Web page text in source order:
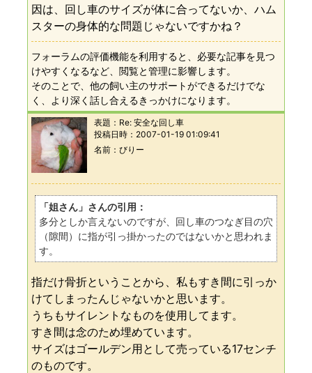
因は、回し車のサイズが体に合ってないか、ハム
スターの身体的な問題じゃないですかね？
フォーラムの評価機能を利用すると、必要な記事を見つ
けやすくなるなど、閲覧と管理に影響します。
そのことで、他の飼い主のサポートができるだけでな
く、より深く話し合えるきっかけになります。
表題： Re: 安全な回し車
投稿日時： 2007-01-19 01:09:41
名前
びりー
「姐さん」さんの引用：
多分としか言えないのですが、回し車のつなぎ目の穴
（隙間）に指が引っ掛かったのではないかと思われま
す。
指だけ骨折ということから、私もすき間に引っか
けてしまったんじゃないかと思います。
うちもサイレントなものを使用してます。
すき間は念のため埋めています。
サイズはゴールデン用として売っている17センチ
のものです。